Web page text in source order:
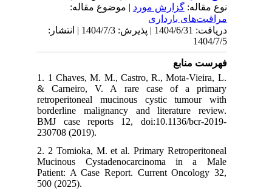
نوع مقاله:گزارش مورد | موضوع مقاله:
مراقبت‌های بارداری
دریافت: 1404/6/31 | پذیرش: 1404/7/3 | انتشار:
1404/7/5
فهرست منابع
1. 1 Chaves, M. M., Castro, R., Mota-Vieira, L.
& Carneiro, V. A rare case of a primary
retroperitoneal mucinous cystic tumour with
borderline malignancy and literature review.
BMJ case reports 12, doi:10.1136/bcr-2019-
230708 (2019).
2. 2 Tomioka, M. et al. Primary Retroperitoneal
Mucinous Cystadenocarcinoma in a Male
Patient: A Case Report. Current Oncology 32,
500 (2025).